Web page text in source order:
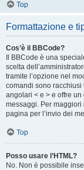
Top
Formattazione e
Cos’è il BBCode?
Il BBCode è una
scelta
tramite l’opzione nel
comandi sono racchiusi
angolari < e > e offre
messaggi. Per
pagina per l’invio dei
Top
Posso usare l’HTML?
No. Non è possibile